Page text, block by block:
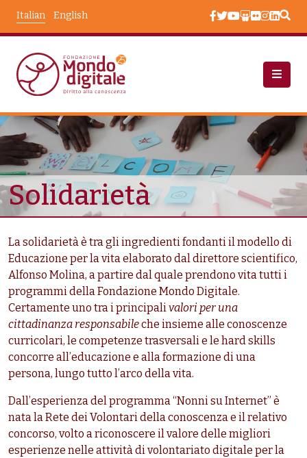
English
Italian
Chi Siamo Chi Siamo: Sfide Taxonomy Terms
Solidarietà
La solidarietà è tra gli ingredienti fondanti il modello di
Educazione per la vita elaborato dal direttore scientifico,
Alfonso Molina, a partire dal quale prendono vita tutti i
programmi della Fondazione Mondo Digitale.
Certamente uno tra i principalivalori per una
cittadinanza responsabileche insieme alle conoscenze
curricolari, le competenze trasversali e le hard skills
concorre all’educazione e alla formazione di una
persona, lungo tutto l’arco della vita.
Dall’esperienza del programma “Nonni su Internet” è
nata la Rete dei Volontari della conoscenza e il relativo
concorso, volto a riconoscere il valore delle migliori
esperienze nelle attività di volontariato digitale per la